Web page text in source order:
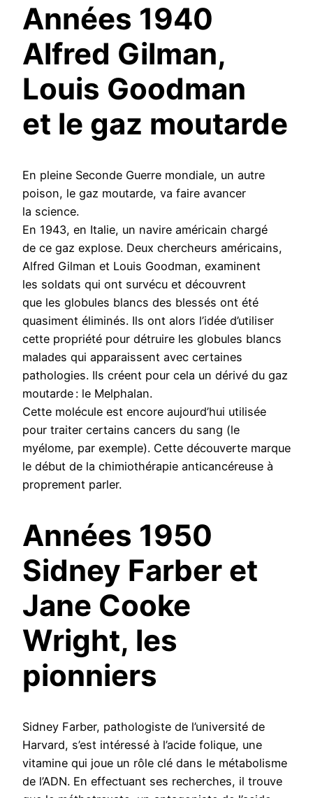
Années 1940
Alfred Gilman,
Louis Goodman
et le gaz moutarde
En pleine Seconde Guerre mondiale, un autre
poison, le gaz moutarde, va faire avancer
la science.
En 1943, en Italie, un navire américain chargé
de ce gaz explose. Deux chercheurs américains,
Alfred Gilman et Louis Goodman, examinent
les soldats qui ont survécu et découvrent
que les globules blancs des blessés ont été
quasiment éliminés. Ils ont alors l’idée d’utiliser
cette propriété pour détruire les globules blancs
malades qui apparaissent avec certaines
pathologies. Ils créent pour cela un dérivé du gaz
moutarde : le Melphalan.
Cette molécule est encore aujourd’hui utilisée
pour traiter certains cancers du sang (le
myélome, par exemple). Cette découverte marque
le début de la chimiothérapie anticancéreuse à
proprement parler.
Années 1950
Sidney Farber et
Jane Cooke
Wright, les
pionniers
Sidney Farber, pathologiste de l’université de
Harvard, s’est intéressé à l’acide folique, une
vitamine qui joue un rôle clé dans le métabolisme
de l’ADN. En effectuant ses recherches, il trouve